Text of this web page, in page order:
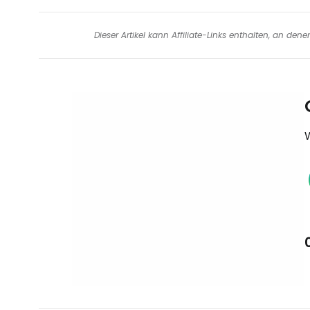
Dieser Artikel kann Affiliate-Links enthalten, an